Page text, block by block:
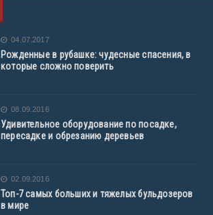
04.07.2017
Рожденные в рубашке: чудесные спасения, в
которые сложно поверить
08.09.2016
Удивительное оборудование по посадке,
пересадке и обрезанию деревьев
02.09.2016
Топ-7 самых больших и тяжелых бульдозеров
в мире